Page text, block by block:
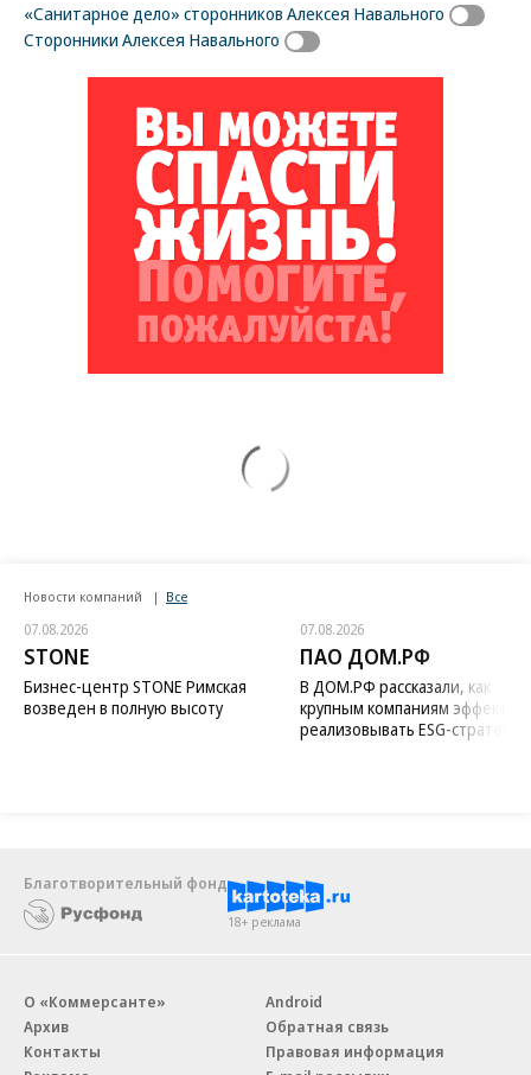
«Санитарное дело» сторонников Алексея Навального
Сторонники Алексея Навального
Новости компаний Все
07.08.2026
STONE
Бизнес-центр STONE Римская
возведен в полную высоту
07.08.2026
ПАО ДОМ.РФ
В ДОМ.РФ рассказали, как
крупным компаниям
реализовывать ESG-стратегию
Благотворительный фонд
18+ реклама
О «Коммерсанте»
Архив
Контакты
Android
Обратная связь
Правовая информация